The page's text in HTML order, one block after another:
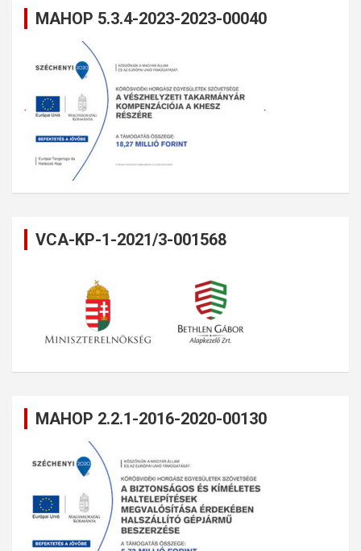
MAHOP 5.3.4-2023-2023-00040
VCA-KP-1-2021/3-001568
MAHOP 2.2.1-2016-2020-00130